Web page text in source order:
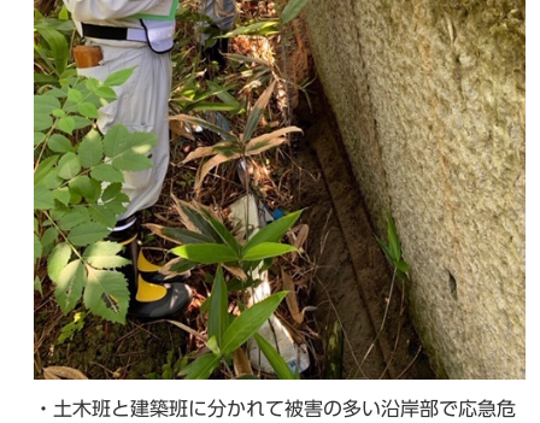
・土木班と建築班に分かれて被害の多い沿岸部で応急危